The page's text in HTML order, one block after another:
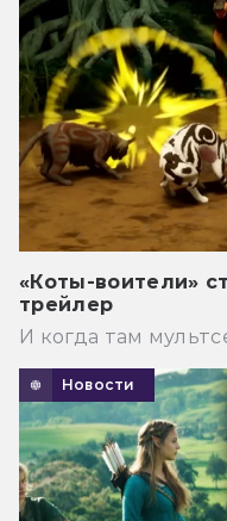
«Коты-воители»
трейлер
И когда там
Новости